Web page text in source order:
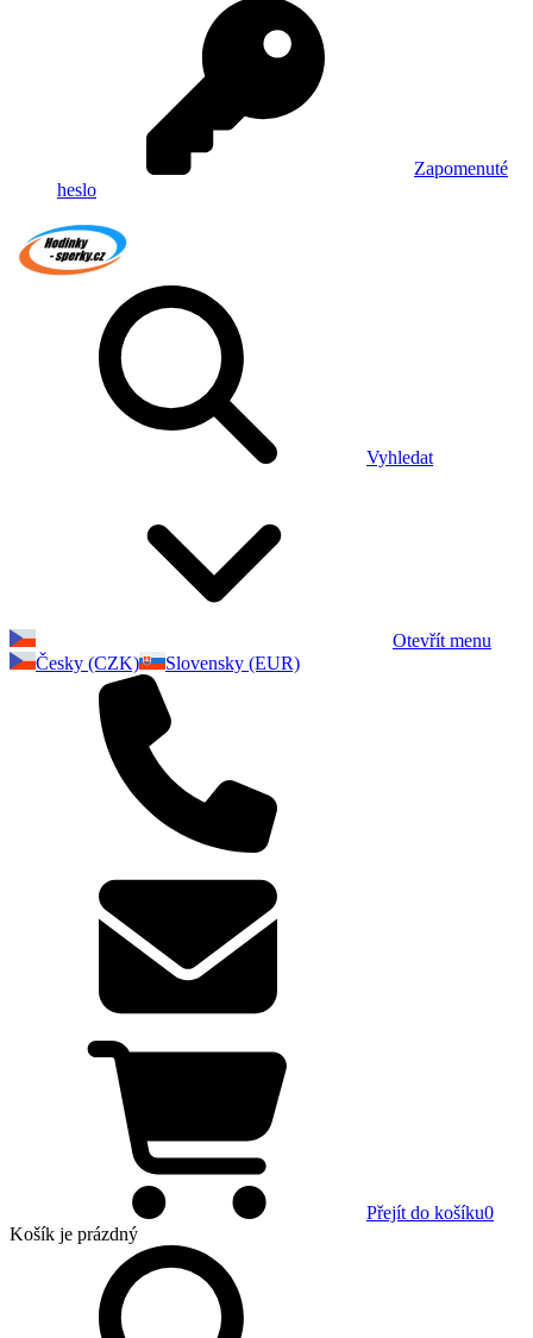
Zapomenuté
heslo
Vyhledat
Otevřít menu
Česky (CZK)
Slovensky (EUR)
Přejít do košíku0
Košík je prázdný